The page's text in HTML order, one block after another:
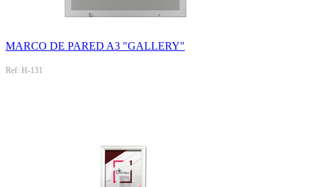
MARCO DE PARED A3 "GALLERY"
Ref: H-131